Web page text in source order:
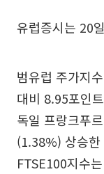
유럽증시는 20
범유럽 주가지
대비 8.95포인
독일 프랑크푸
(1.38%) 상승
FTSE100지수